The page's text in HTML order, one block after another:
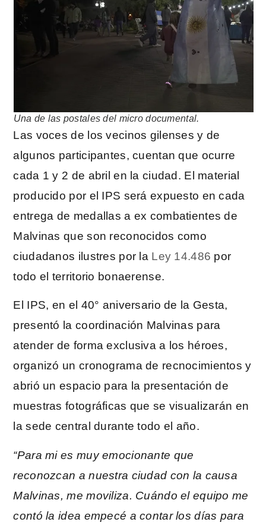
Una de las postales del micro documental.
Las voces de los vecinos gilenses y de
algunos participantes, cuentan que ocurre
cada 1 y 2 de abril en la ciudad. El material
producido por el IPS será expuesto en cada
entrega de medallas a ex combatientes de
Malvinas que son reconocidos como
ciudadanos ilustres por la Ley 14.486 por
todo el territorio bonaerense.
El IPS, en el 40° aniversario de la Gesta,
presentó la coordinación Malvinas para
atender de forma exclusiva a los héroes,
organizó un cronograma de recnocimientos y
abrió un espacio para la presentación de
muestras fotográficas que se visualizarán en
la sede central durante todo el año.
“Para mi es muy emocionante que
reconozcan a nuestra ciudad con la causa
Malvinas, me moviliza. Cuándo el equipo me
contó la idea empecé a contar los días para